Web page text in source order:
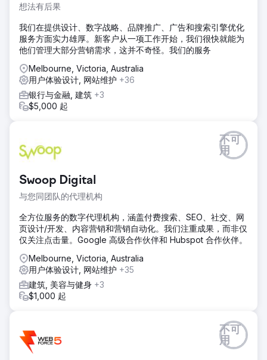
想法有后果
我们在提供设计、数字战略、品牌推广、广告和搜索引擎优化
服务方面实力雄厚。新客户从一项工作开始，我们很快就能为
他们管理大部分营销需求，这并不奇怪。我们的服务
Melbourne, Victoria, Australia
用户体验设计, 网站维护 +36
银行与金融, 建筑 +3
$5,000 起
Swoop Digital
与您同团队的代理机构
不可
用
全方位服务的数字代理机构，涵盖付费搜索、SEO、社交、网
页设计/开发、内容营销和营销自动化。我们注重成果，而非仅
仅关注点击量。Google 高级合作伙伴和 Hubspot 合作伙伴。
Melbourne, Victoria, Australia
用户体验设计, 网站维护 +35
建筑, 美容与健身 +3
$1,000 起
不可
用